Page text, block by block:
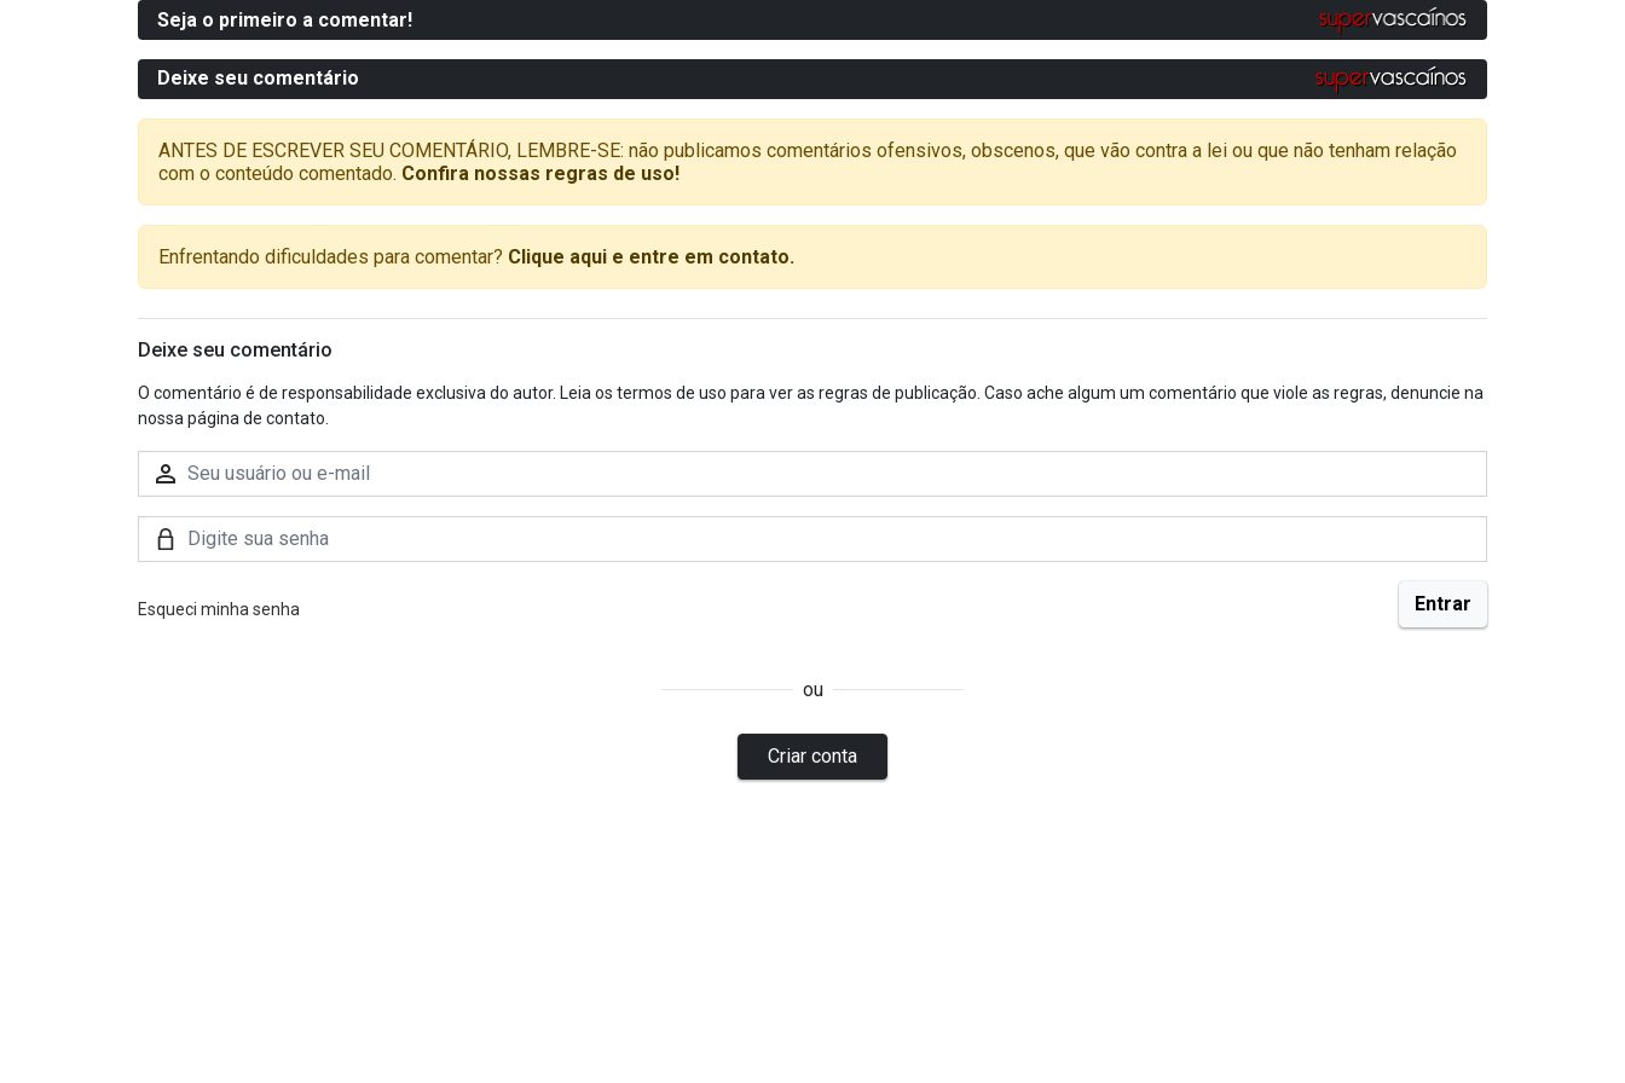
Seja o primeiro a comentar!
Deixe seu comentário
ANTES DE ESCREVER SEU COMENTÁRIO, LEMBRE-SE: não publicamos comentários ofensivos, obscenos, que vão contra a lei ou que não tenham relação
com o conteúdo comentado. Confira nossas regras de uso!
Enfrentando dificuldades para comentar? Clique aqui e entre em contato.
Deixe seu comentário
O comentário é de responsabilidade exclusiva do autor. Leia os termos de uso para ver as regras de publicação. Caso ache algum um comentário que viole as regras, denuncie na
nossa página de contato.
Esqueci minha senha
ou
Criar conta